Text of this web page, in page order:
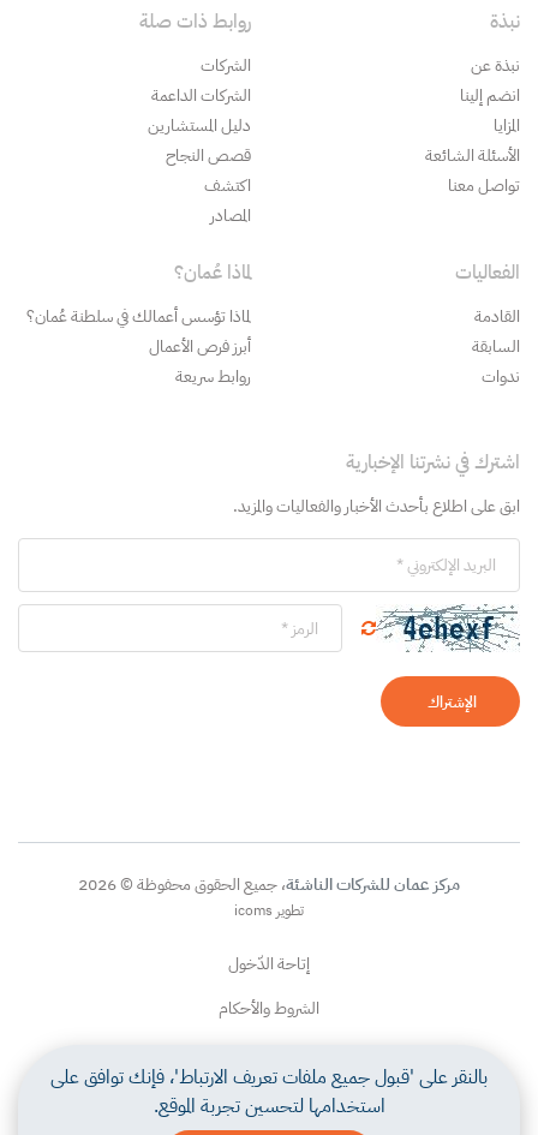
نبذة
نبذة عن
انضم إلينا
المزايا
الأسئلة الشائعة
تواصل معنا
روابط ذات صلة
الشركات
الشركات الداعمة
دليل المستشارين
قصص النجاح
اكتشف
المصادر
الفعاليات
القادمة
السابقة
ندوات
لماذا عُمان؟
لماذا تؤسس أعمالك في سلطنة عُمان؟
أبرز فرص الأعمال
روابط سريعة
اشترك في نشرتنا الإخبارية
ابق على اطلاع بأحدث الأخبار والفعاليات والمزيد.
الإشتراك
مركز عمان للشركات الناشئة، جميع الحقوق محفوظة © 2026
تطوير icoms
إتاحة الدّخول
الشروط والأحكام
إخلاء المسؤولية
بالنقر على 'قبول جميع ملفات تعريف الارتباط'، فإنك توافق على
استخدامها لتحسين تجربة الموقع.